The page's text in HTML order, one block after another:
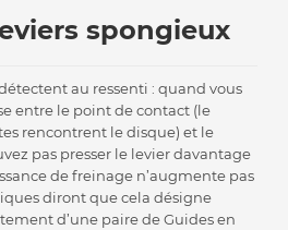
spongieux
au ressenti : quand vous
entre le point de contact (le
rencontrent le disque) et le
pas presser le levier davantage
de freinage n’augmente pas
diront que cela désigne
d’une paire de Guides en